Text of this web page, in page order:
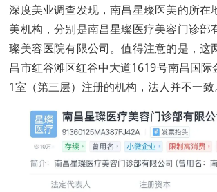
深度美业调查发现，南昌星璨医美的所在
美机构，分别是南昌星璨医疗美容门诊部
璨美容医院有限公司。值得注意的是，这
昌市红谷滩区红谷中大道1619号南昌国际
1室（第三层）注册的机构，法人并不一致